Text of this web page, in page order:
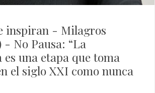
inspiran - Milagros
- No Pausa: “La
es una etapa que toma
el siglo XXI como nunca